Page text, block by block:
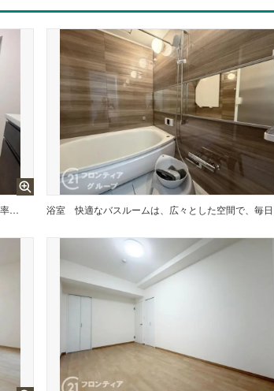
3口コンロ付きのキッチンは、調理の効率が良く、同時に多くの料理を作れる便利で機能的な空間です 浴室